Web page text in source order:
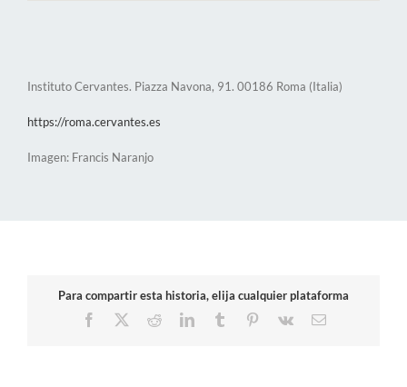
Instituto Cervantes. Piazza Navona, 91. 00186 Roma (Italia)
https://roma.cervantes.es
Imagen: Francis Naranjo
Para compartir esta historia, elija cualquier plataforma
Facebook
RedditLinkedInTumblr Pinterest
Vk
Correo